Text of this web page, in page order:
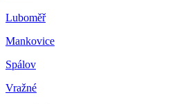
Luboměř
Mankovice
Spálov
Vražné